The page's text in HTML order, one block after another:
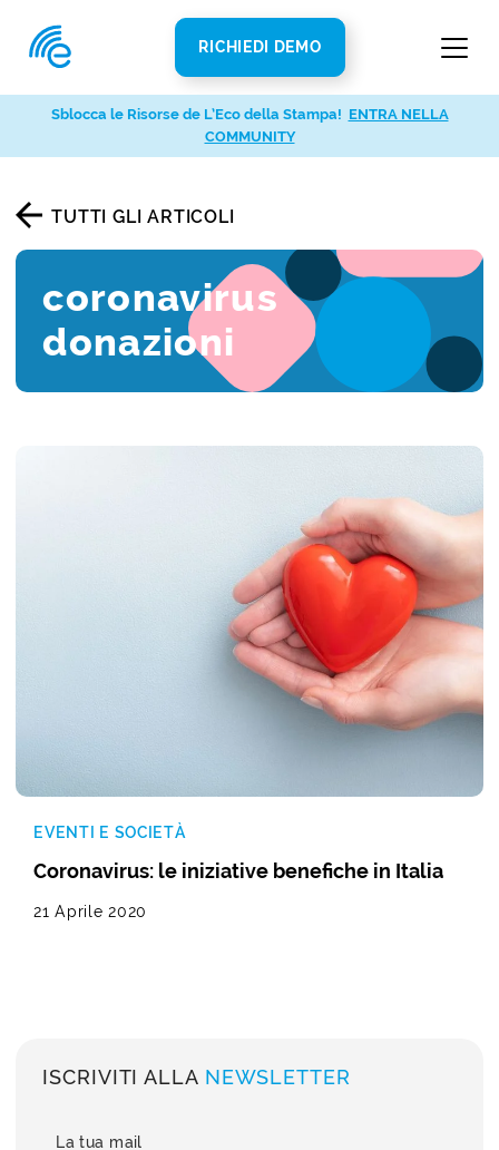
RICHIEDI DEMO
TUTTI GLI ARTICOLI
coronavirus
donazioni
EVENTI E SOCIETÀ
Coronavirus: le iniziative benefiche in Italia
21 Aprile 2020
ISCRIVITI ALLA NEWSLETTER
Sblocca le Risorse de L’Eco della Stampa! ENTRA NELLA
COMMUNITY